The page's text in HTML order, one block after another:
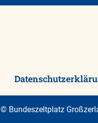
© Bundeszeltplatz